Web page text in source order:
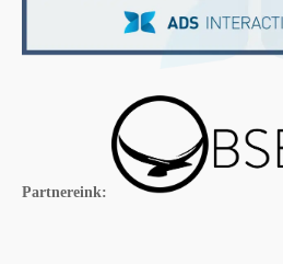
Partnereink: